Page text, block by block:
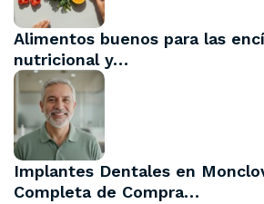
Alimentos buenos para las
nutricional y…
Implantes Dentales en
Completa de Compra…